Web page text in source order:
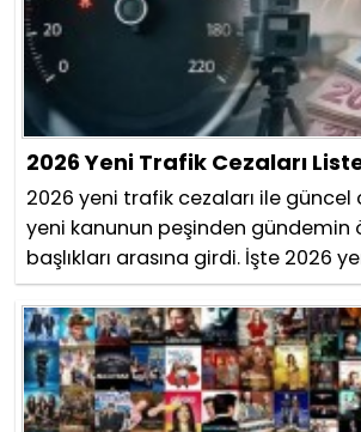
2026 Yeni Trafik Cezaları
2026 yeni trafik cezaları ile güncel
yeni kanunun peşinden gündemin
başlıkları arasına girdi. İşte 2026